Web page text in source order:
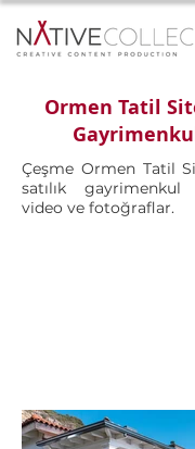
Ormen Tatil
Çeşme Ormen Tatil
satılık
video ve fotoğraflar.